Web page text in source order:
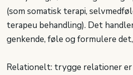
(som somatisk terapi,
terapeu behandling). Det
genkende, føle og formulere
Relationelt: trygge relationer